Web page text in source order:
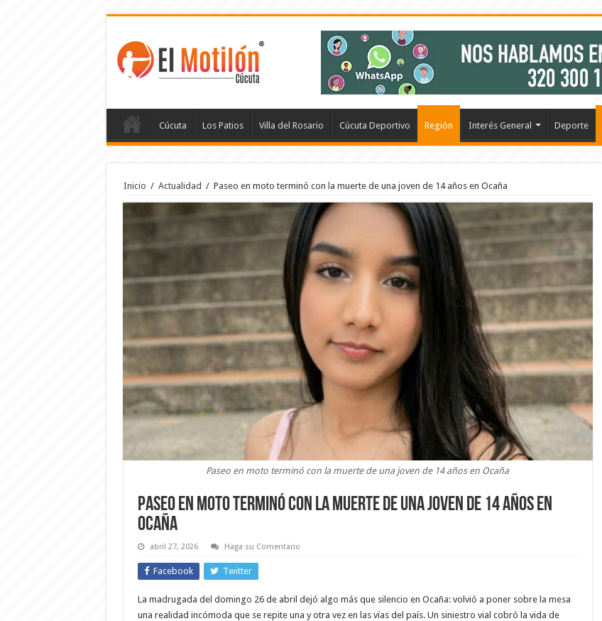
Cúcuta Los Patios Villa del Rosario Cúcuta Deportivo Región Interés General Deporte
Inicio / Actualidad / Paseo en moto terminó con la muerte de una joven de 14 años en Ocaña
Paseo en moto terminó con la muerte de una joven de 14 años en Ocaña
Paseo en moto terminó con la muerte de una joven de 14 años en
Ocaña
abril 27, 2026 Haga su Comentario
Facebook Twitter
La madrugada del domingo 26 de abril dejó algo más que silencio en Ocaña: volvió a poner sobre la mesa
una realidad incómoda que se repite una y otra vez en las vías del país. Un siniestro vial cobró la vida de